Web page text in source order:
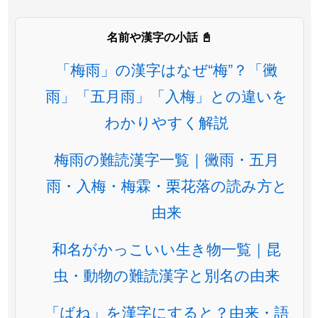
名前や漢字の小話 📓
「梅雨」の漢字はなぜ“梅”？「黴
雨」「五月雨」「入梅」との違いを
わかりやすく解説
梅雨の難読漢字一覧｜黴雨・五月
雨・入梅・梅霖・栗花落の読み方と
由来
和名がかっこいい生き物一覧｜昆
虫・動物の難読漢字と別名の由来
「ばね」を漢字にすると？由来・語